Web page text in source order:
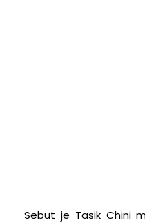
Sebut je Tasik Chini